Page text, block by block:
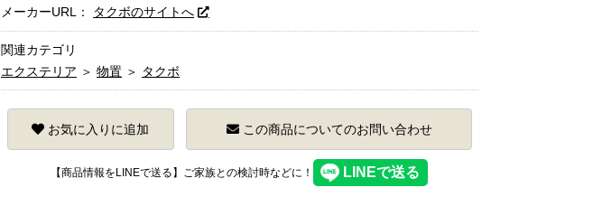
メーカーURL： タクボのサイトへ
関連カテゴリ
エクステリア ＞ 物置 ＞ タクボ
お気に入りに追加 この商品についてのお問い合わせ
【商品情報をLINEで送る】ご家族との検討時などに！